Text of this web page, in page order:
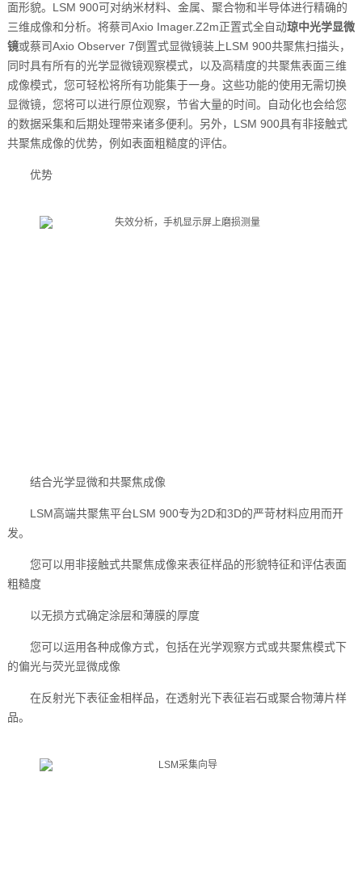
面形貌。LSM 900可对纳米材料、金属、聚合物和半导体进行精确的
三维成像和分析。将蔡司Axio Imager.Z2m正置式全自动琼中光学显微
镜或蔡司Axio Observer 7倒置式显微镜装上LSM 900共聚焦扫描头，
同时具有所有的光学显微镜观察模式，以及高精度的共聚焦表面三维
成像模式，您可轻松将所有功能集于一身。这些功能的使用无需切换
显微镜，您将可以进行原位观察，节省大量的时间。自动化也会给您
的数据采集和后期处理带来诸多便利。另外，LSM 900具有非接触式
共聚焦成像的优势，例如表面粗糙度的评估。
优势
结合光学显微和共聚焦成像
LSM高端共聚焦平台LSM 900专为2D和3D的严苛材料应用而开
发。
您可以用非接触式共聚焦成像来表征样品的形貌特征和评估表面
粗糙度
以无损方式确定涂层和薄膜的厚度
您可以运用各种成像方式，包括在光学观察方式或共聚焦模式下
的偏光与荧光显微成像
在反射光下表征金相样品，在透射光下表征岩石或聚合物薄片样
品。